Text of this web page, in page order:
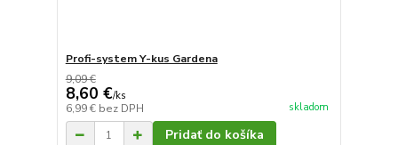
Profi-system Y-kus Gardena
9,09 €
8,60 €/ks
6,99 € bez DPH skladom
Pridať do košíka